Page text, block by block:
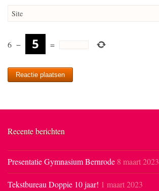
Site
6 − =
Recente berichten
Presentatie Gymnasium Bernrode 8 maart 2023
Tekstbureau Doppie 10 jaar! 1 maart 2023